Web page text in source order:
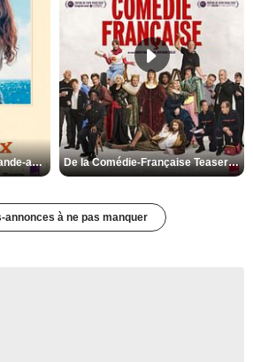
Les Matins merveilleux Bande-annonce VF De la Comédie-Française Teaser VF
annonces à ne pas manquer